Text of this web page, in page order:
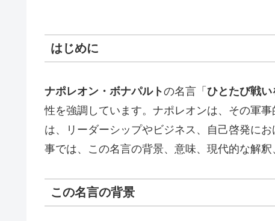
はじめに
ナポレオン・ボナパルトの名言「 ひとたび戦い
性を強調しています。ナポレオンは、その軍
は、リーダーシップやビジネス、自己啓発に
事では、この名言の背景、意味、現代的な解
この名言の背景